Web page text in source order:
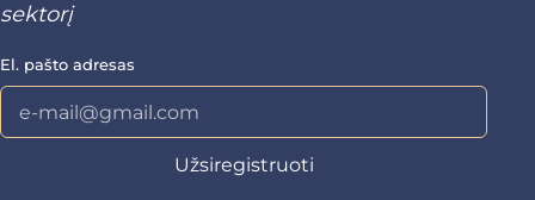
sektorį
El. pašto adresas